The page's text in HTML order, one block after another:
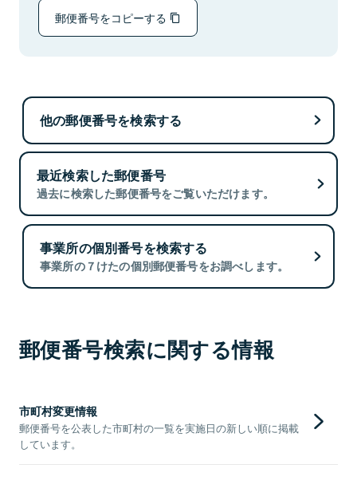
郵便番号をコピーする
他の郵便番号を検索する
最近検索した郵便番号
過去に検索した郵便番号をご覧いただけます。
事業所の個別番号を検索する
事業所の７けたの個別郵便番号をお調べします。
郵便番号検索に関する情報
市町村変更情報
郵便番号を公表した市町村の一覧を実施日の新しい順に掲載
しています。